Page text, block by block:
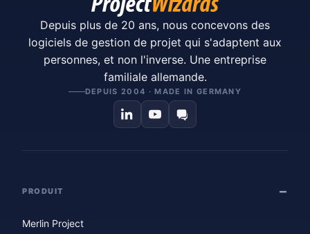
Depuis plus de 20 ans, nous concevons des
logiciels de gestion de projet qui s'adaptent aux
personnes, et non l'inverse. Une entreprise
familiale allemande.
DEPUIS 2004 · MADE IN GERMANY
PRODUIT
Merlin Project